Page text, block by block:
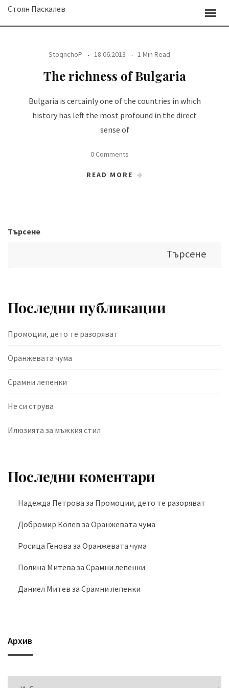
SkipСтоян Паскалев
StoqnchoP 18.06.2013 1 Min Read
The richness of Bulgaria
Bulgaria is certainly one of the countries in which
history has left the most profound in the direct
sense of
0 Comments
READ MORE
Търсене
Търсене
Последни публикации
Промоции, дето те разоряват
Оранжевата чума
Срамни лепенки
Не си струва
Илюзията за мъжкия стил
Последни коментари
Надежда Петрова за Промоции, дето те разоряват
Добромир Колев за Оранжевата чума
Росица Генова за Оранжевата чума
Полина Митева за Срамни лепенки
Даниел Митев за Срамни лепенки
Архив
Архив